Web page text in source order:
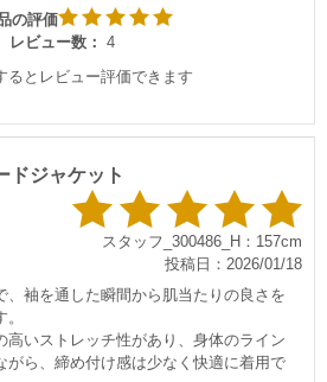
の評価
レビュー数： 4
るとレビュー評価できます
ドジャケット
スタッフ_300486_H：157cm
投稿日：2026/01/18
、袖を通した瞬間から肌当たりの良さを
高いストレッチ性があり、身体のライン
がら、締め付け感は少なく快適に着用で